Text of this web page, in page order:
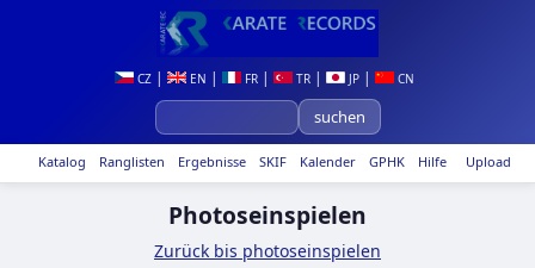
CZ| EN | FR| TR| JP| CN
Upload
Katalog Ranglisten Ergebnisse SKIF Kalender GPHK Hilfe
Photoseinspielen
Zurück bis photoseinspielen